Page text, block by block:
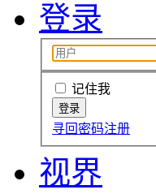
登录
记住我
寻回密码注册
视界